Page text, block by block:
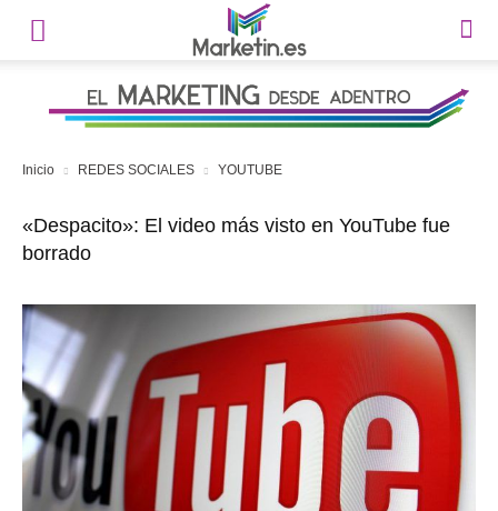
Inicio REDES SOCIALES YOUTUBE
«Despacito»: El video más visto en YouTube fue
borrado